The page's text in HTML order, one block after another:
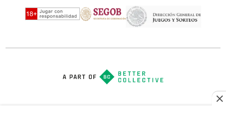
América presenta su uniforme de visitante
para la temporada 26/27